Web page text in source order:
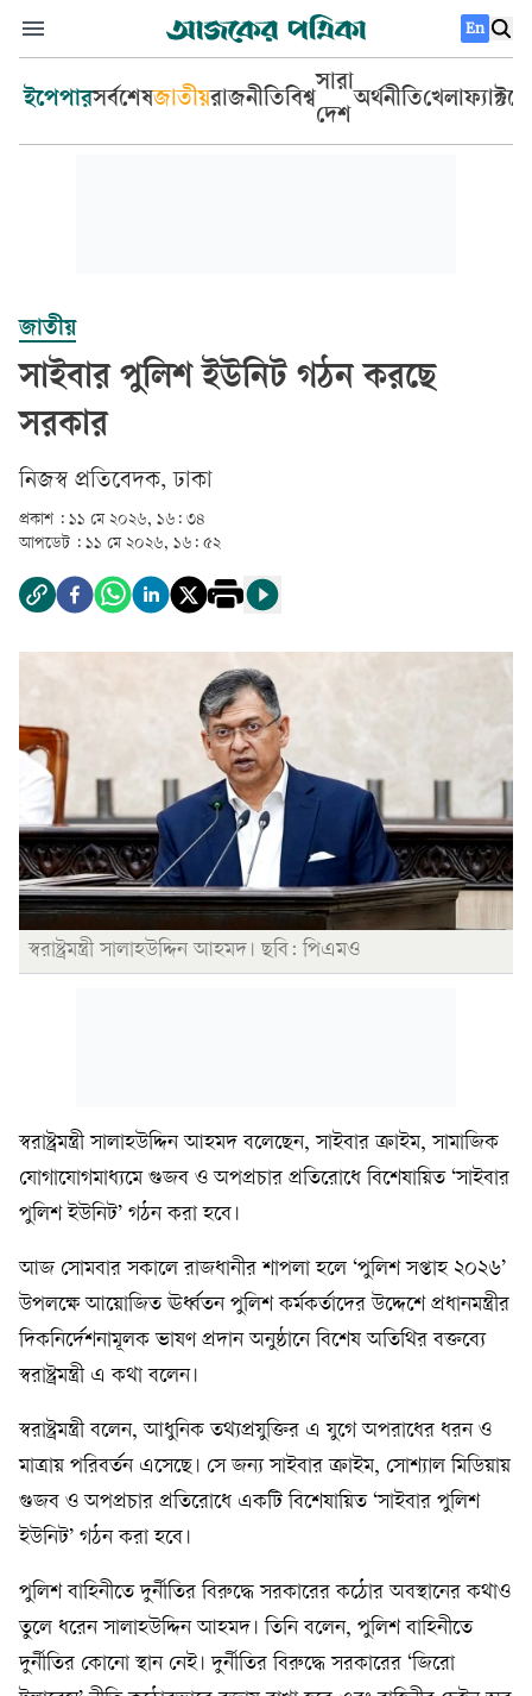
En
ইপেপারসর্বশেষজাতীয়রাজনীতিবিশ্ব
সারা
দেশ
অর্থনীতিখেলা
জাতীয়
সাইবার পুলিশ ইউনিট গঠন করছে
সরকার
‎নিজস্ব প্রতিবেদক, ঢাকা‎
প্রকাশ : ১১ মে ২০২৬, ১৬: ৩৪
আপডেট : ১১ মে ২০২৬, ১৬: ৫২
স্বরাষ্ট্রমন্ত্রী সালাহউদ্দিন আহমদ। ছবি: পিএমও
স্বরাষ্ট্রমন্ত্রী সালাহউদ্দিন আহমদ বলেছেন, সাইবার ক্রাইম, সামাজিক
যোগাযোগমাধ্যমে গুজব ও অপপ্রচার প্রতিরোধে বিশেষায়িত ‘সাইবার
পুলিশ ইউনিট’ গঠন করা হবে।
আজ সোমবার সকালে রাজধানীর শাপলা হলে ‘পুলিশ সপ্তাহ ২০২৬’
উপলক্ষে আয়োজিত ঊর্ধ্বতন পুলিশ কর্মকর্তাদের উদ্দেশে প্রধানমন্ত্রীর
দিকনির্দেশনামূলক ভাষণ প্রদান অনুষ্ঠানে বিশেষ অতিথির বক্তব্যে
স্বরাষ্ট্রমন্ত্রী এ কথা বলেন।
স্বরাষ্ট্রমন্ত্রী বলেন, আধুনিক তথ্যপ্রযুক্তির এ যুগে অপরাধের ধরন ও
মাত্রায় পরিবর্তন এসেছে। সে জন্য সাইবার ক্রাইম, সোশ্যাল মিডিয়ায়
গুজব ও অপপ্রচার প্রতিরোধে একটি বিশেষায়িত ‘সাইবার পুলিশ
ইউনিট’ গঠন করা হবে।
পুলিশ বাহিনীতে দুর্নীতির বিরুদ্ধে সরকারের কঠোর অবস্থানের কথাও
তুলে ধরেন সালাহউদ্দিন আহমদ। তিনি বলেন, পুলিশ বাহিনীতে
দুর্নীতির কোনো স্থান নেই। দুর্নীতির বিরুদ্ধে সরকারের ‘জিরো